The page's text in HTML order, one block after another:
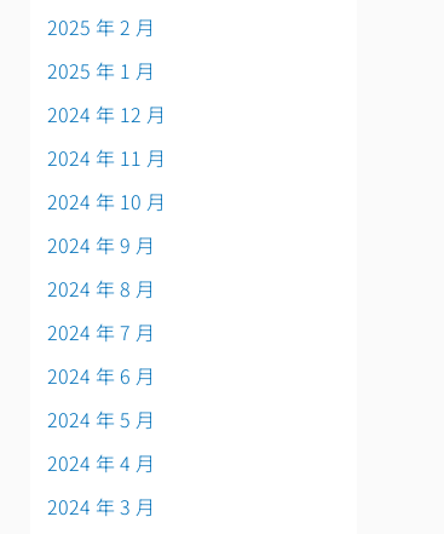
2025 年 2 月
2025 年 1 月
2024 年 12 月
2024 年 11 月
2024 年 10 月
2024 年 9 月
2024 年 8 月
2024 年 7 月
2024 年 6 月
2024 年 5 月
2024 年 4 月
2024 年 3 月